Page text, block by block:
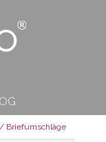
Briefumschläge